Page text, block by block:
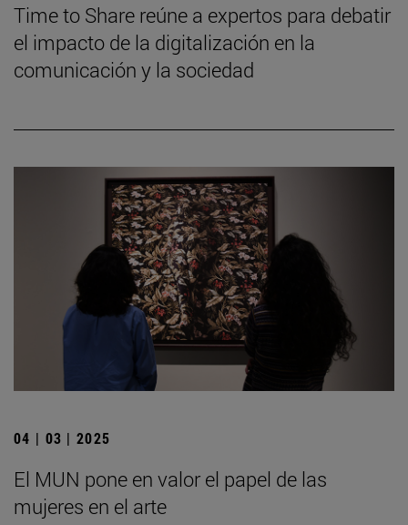
Time to Share reúne a expertos para debatir
el impacto de la digitalización en la
comunicación y la sociedad
04 | 03 | 2025
El MUN pone en valor el papel de las
mujeres en el arte